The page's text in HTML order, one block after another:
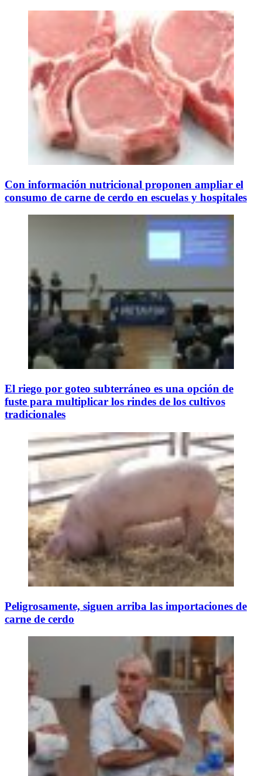
Con información nutricional proponen ampliar el
consumo de carne de cerdo en escuelas y hospitales
El riego por goteo subterráneo es una opción de
fuste para multiplicar los rindes de los cultivos
tradicionales
Peligrosamente, siguen arriba las importaciones de
carne de cerdo